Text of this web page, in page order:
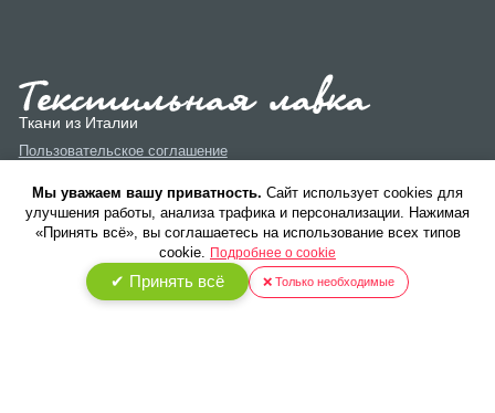
Ткани из Италии
Пользовательское соглашение
Политика конфиденциальности
Мы уважаем вашу приватность. Cайт использует cookies для
улучшения работы, анализа трафика и персонализации. Нажимая
«Принять всё», вы соглашаетесь на использование всех типов
cookie. Подробнее о cookie
✔ Принять всё ❌ Только необходимые